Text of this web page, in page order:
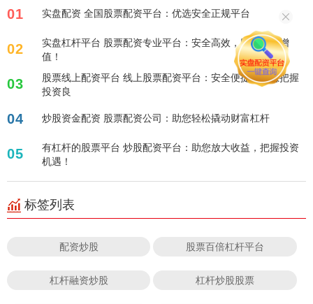
01 实盘配资 全国股票配资平台：优选安全正规平台
02
实盘杠杆平台 股票配资专业平台：安全高效，助您财富增
值！
03
股票线上配资平台 线上股票配资平台：安全便捷，助您把握
投资良
04 炒股资金配资 股票配资公司：助您轻松撬动财富杠杆
05
有杠杆的股票平台 炒股配资平台：助您放大收益，把握投资
机遇！
标签列表
配资炒股 股票百倍杠杆平台
杠杆融资炒股 杠杆炒股股票